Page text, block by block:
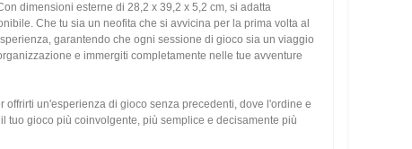
dimensioni esterne di 28,2 x 39,2 x 5,2 cm, si adatta
Che tu sia un neofita che si avvicina per la prima volta al
garantendo che ogni sessione di gioco sia un viaggio
e immergiti completamente nelle tue avventure
un'esperienza di gioco senza precedenti, dove l'ordine e
tuo gioco più coinvolgente, più semplice e decisamente più